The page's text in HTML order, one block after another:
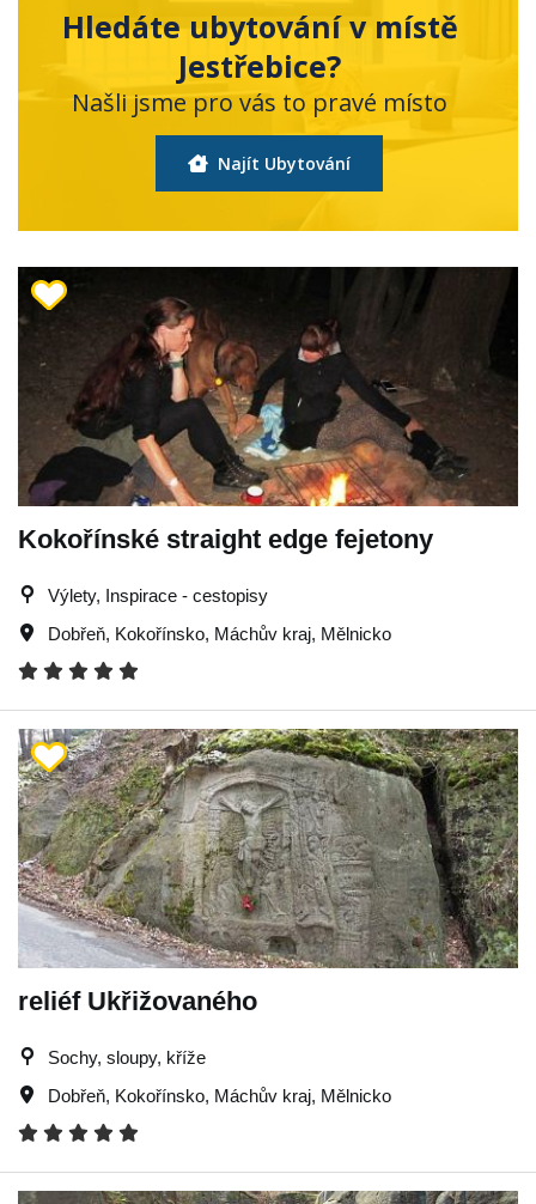
Hledáte ubytování v místě
Jestřebice?
Našli jsme pro vás to pravé místo
Najít Ubytování
Kokořínské straight edge fejetony
Výlety, Inspirace - cestopisy
Dobřeň, Kokořínsko, Máchův kraj, Mělnicko
reliéf Ukřižovaného
Sochy, sloupy, kříže
Dobřeň, Kokořínsko, Máchův kraj, Mělnicko